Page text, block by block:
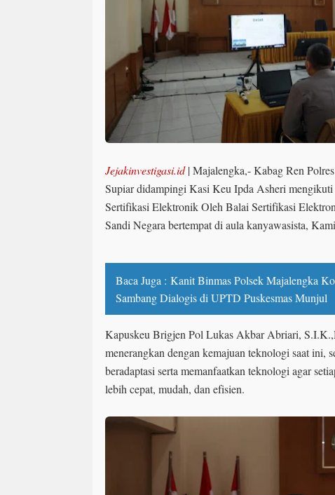
Jejakinvestigasi.id| Majalengka,- Kabag Ren
Supiar didampingi Kasi Keu Ipda Asheri
Sertifikasi Elektronik Oleh Balai Sertifikasi
Sandi Negara bertempat di aula kanyawasista,
Baca Juga : Kanit Binmas Polsek Majalengka
Sambang Dialogis di UPTD Puskesmas Munjul
Kapuskeu Brigjen Pol Lukas Akbar Abriari,
menerangkan dengan kemajuan teknologi saat ini,
beradaptasi serta memanfaatkan teknologi agar
lebih cepat, mudah, dan efisien.